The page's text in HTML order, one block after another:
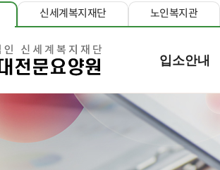
신세계복지재단 노인복지관
입소안내